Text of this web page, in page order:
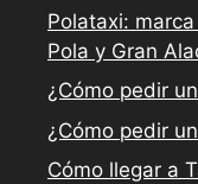
Polataxi:
Pola y Gran
¿Cómo pedir
¿Cómo pedir
Cómo llegar a